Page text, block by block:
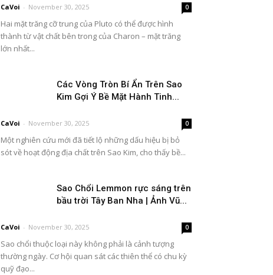
CaVoi - November 30, 2025 0
Hai mặt trăng cỡ trung của Pluto có thể được hình
thành từ vật chất bên trong của Charon – mặt trăng
lớn nhất...
Các Vòng Tròn Bí Ẩn Trên Sao
Kim Gợi Ý Bề Mặt Hành Tinh...
CaVoi - November 30, 2025 0
Một nghiên cứu mới đã tiết lộ những dấu hiệu bị bỏ
sót về hoạt động địa chất trên Sao Kim, cho thấy bề...
Sao Chổi Lemmon rực sáng trên
bầu trời Tây Ban Nha | Ảnh Vũ...
CaVoi - November 30, 2025 0
Sao chổi thuộc loại này không phải là cảnh tượng
thường ngày. Cơ hội quan sát các thiên thể có chu kỳ
quỹ đạo...